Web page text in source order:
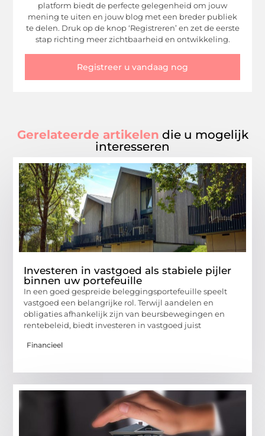
platform biedt de perfecte gelegenheid om jouw
mening te uiten en jouw blog met een breder publiek
te delen. Druk op de knop ‘Registreren’ en zet de eerste
stap richting meer zichtbaarheid en ontwikkeling.
Registreer u vandaag nog
Gerelateerde artikelen die u mogelijk
interesseren
Investeren in vastgoed als stabiele pijler
binnen uw portefeuille
In een goed gespreide beleggingsportefeuille speelt
vastgoed een belangrijke rol. Terwijl aandelen en
obligaties afhankelijk zijn van beursbewegingen en
rentebeleid, biedt investeren in vastgoed juist
Financieel